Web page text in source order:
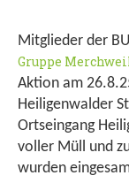
Mitglieder der
Gruppe
Aktion am
Heiligenwalder
Ortseingang
voller Müll und
wurden